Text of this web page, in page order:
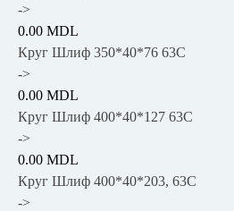
->
0.00 MDL
Круг Шлиф 350*40*76 63С
->
0.00 MDL
Круг Шлиф 400*40*127 63С
->
0.00 MDL
Круг Шлиф 400*40*203, 63С
->